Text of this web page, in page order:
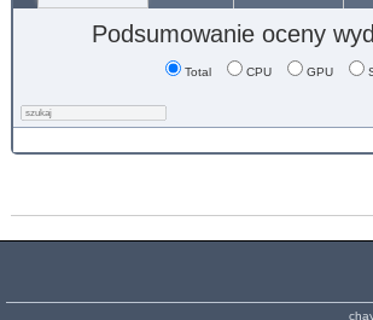
Podsumowanie oceny
Total CPU GPU